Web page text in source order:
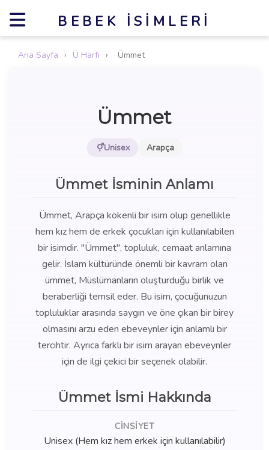
BEBEK İSIMLERI
Ana Sayfa › Ü Harfi › Ümmet
Ümmet
Unisex Arapça
Ümmet İsminin Anlamı
Ümmet, Arapça kökenli bir isim olup genellikle
hem kız hem de erkek çocukları için kullanılabilen
bir isimdir. "Ümmet", topluluk, cemaat anlamına
gelir. İslam kültüründe önemli bir kavram olan
ümmet, Müslümanların oluşturduğu birlik ve
beraberliği temsil eder. Bu isim, çocuğunuzun
topluluklar arasında saygın ve öne çıkan bir birey
olmasını arzu eden ebeveynler için anlamlı bir
tercihtir. Ayrıca farklı bir isim arayan ebeveynler
için de ilgi çekici bir seçenek olabilir.
Ümmet İsmi Hakkında
CINSIYET
Unisex (Hem kız hem erkek için kullanılabilir)